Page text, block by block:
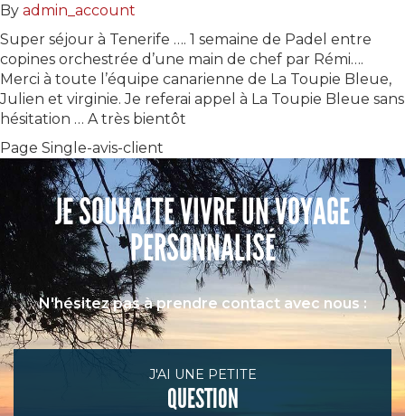
By admin_account
Super séjour à Tenerife …. 1 semaine de Padel entre
copines orchestrée d’une main de chef par Rémi….
Merci à toute l’équipe canarienne de La Toupie Bleue,
Julien et virginie. Je referai appel à La Toupie Bleue sans
hésitation … A très bientôt
Page Single-avis-client
JE SOUHAITE VIVRE UN VOYAGE
PERSONNALISÉ
N'hésitez pas à prendre contact avec nous :
J'AI UNE PETITE
QUESTION